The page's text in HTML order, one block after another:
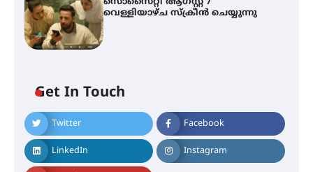
വെള്ളിയാഴ്ച സ്‌ക്രീൻ ചെയ്യുന്നു
Get In Touch
Twitter Facebook
LinkedIn Instagram
അവധി
എം.ജി. യൂണിവേഴ്‌സിറ്റിയിൽ നിന്ന്
ഇംഗ്ളീഷ് സാഹിത്യത്തിൽ
ഡോക്ടറേറ്റ് നേടിയ എൻ. ആര്യ